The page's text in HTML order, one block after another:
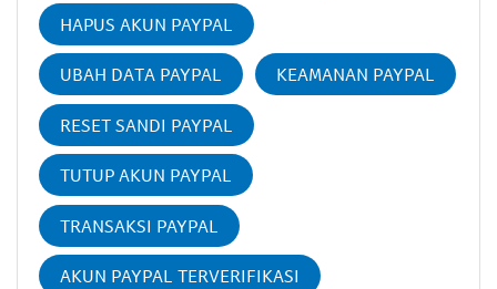
HAPUS AKUN PAYPAL
UBAH DATA PAYPAL KEAMANAN PAYPAL
RESET SANDI PAYPAL
TUTUP AKUN PAYPAL
TRANSAKSI PAYPAL
AKUN PAYPAL TERVERIFIKASI